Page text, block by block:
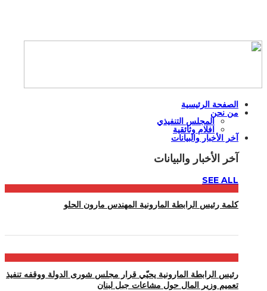
الصفحة الرئيسية
من نحن
المجلس التنفيذي
افلام وثائقية
آخر الأخبار والبيانات
آخر الأخبار والبيانات
SEE ALL
كلمة رئيس الرابطة المارونية المهندس مارون الحلو
رئيس الرابطة المارونية يحيّي قرار مجلس شورى الدولة ووقفه تنفيذ
تعميم وزير المال حول مشاعات جبل لبنان